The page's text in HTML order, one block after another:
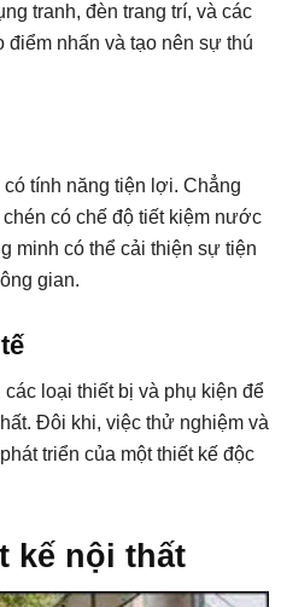
tranh, đèn trang trí, và các
điểm nhấn và tạo nên sự thú
tính năng tiện lợi. Chẳng
có chế độ tiết kiệm nước
minh có thể cải thiện sự tiện
gian.
loại thiết bị và phụ kiện để
Đôi khi, việc thử nghiệm và
triển của một thiết kế độc
kế nội thất